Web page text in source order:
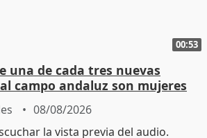
00:53
una de cada tres nuevas
campo andaluz son mujeres
08/08/2026